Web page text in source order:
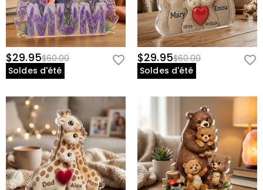
$29.95$60.00
Soldes d'été
$29.95$60.00
Soldes d'été